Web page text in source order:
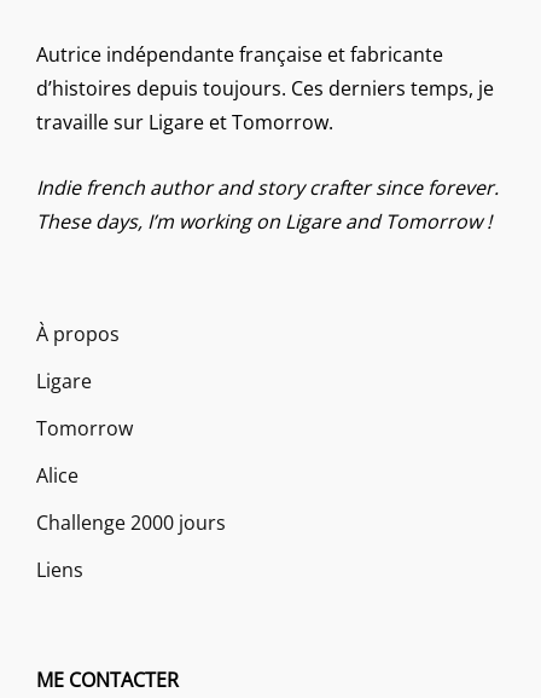
Autrice indépendante française et fabricante
d’histoires depuis toujours. Ces derniers temps, je
travaille sur Ligare et Tomorrow.
Indie french author and story crafter since forever.
These days, I’m working on Ligare and Tomorrow !
À propos
Ligare
Tomorrow
Alice
Challenge 2000 jours
Liens
ME CONTACTER